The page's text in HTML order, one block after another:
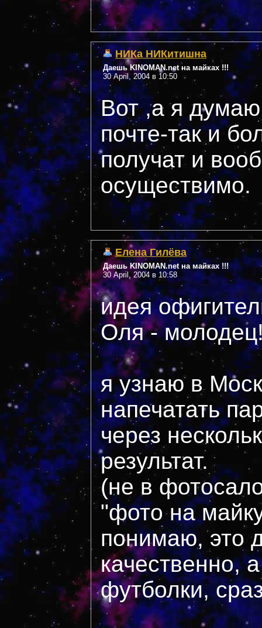
НИКа НИКитишна
Даешь KINOMAN.net на майках !!!
30 April, 2004 в 10:50
Вот ,а я
почте-так и
получат и
осуществимо.
Елена Гилёва
Даешь KINOMAN.net на майках !!!
30 April, 2004 в 10:58
идея
Оля -
я узнаю в
напечатать
через
результат.
(не в
"фото на
понимаю, это
качественно,
футболки,